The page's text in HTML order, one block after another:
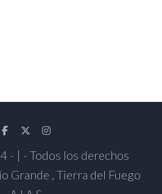
- | - Todos los derechos
Grande , Tierra del Fuego